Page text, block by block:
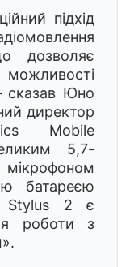
підхід
дозволяє
сказав Юно
директор
Mobile
5,7-
батареєю
Stylus 2 є
роботи з